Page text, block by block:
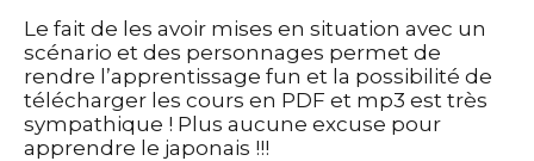
Le fait de les avoir mises en situation avec un
scénario et des personnages permet de
rendre l’apprentissage fun et la possibilité de
télécharger les cours en PDF et mp3 est très
sympathique ! Plus aucune excuse pour
apprendre le japonais !!!